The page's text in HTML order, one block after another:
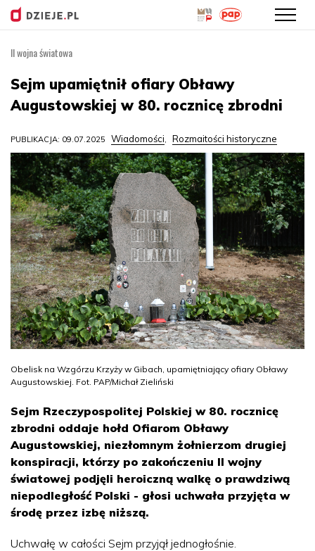
treści
II wojna światowa
Sejm upamiętnił ofiary Obławy
Augustowskiej w 80. rocznicę zbrodni
PUBLIKACJA: 09.07.2025 Wiadomości, Rozmaitości historyczne
Obelisk na Wzgórzu Krzyży w Gibach, upamiętniający ofiary Obławy
Augustowskiej. Fot. PAP/Michał Zieliński
Sejm Rzeczypospolitej Polskiej w 80. rocznicę
zbrodni oddaje hołd Ofiarom Obławy
Augustowskiej, niezłomnym żołnierzom drugiej
konspiracji, którzy po zakończeniu II wojny
światowej podjęli heroiczną walkę o prawdziwą
niepodległość Polski - głosi uchwała przyjęta w
środę przez izbę niższą.
Uchwałę w całości Sejm przyjął jednogłośnie.